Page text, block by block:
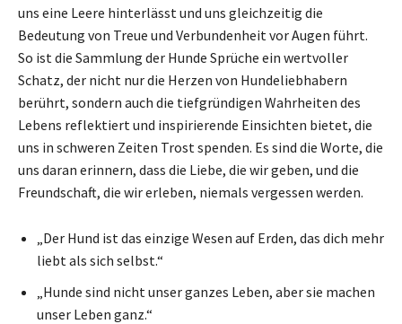
uns eine Leere hinterlässt und uns gleichzeitig die
Bedeutung von Treue und Verbundenheit vor Augen führt.
So ist die Sammlung der Hunde Sprüche ein wertvoller
Schatz, der nicht nur die Herzen von Hundeliebhabern
berührt, sondern auch die tiefgründigen Wahrheiten des
Lebens reflektiert und inspirierende Einsichten bietet, die
uns in schweren Zeiten Trost spenden. Es sind die Worte, die
uns daran erinnern, dass die Liebe, die wir geben, und die
Freundschaft, die wir erleben, niemals vergessen werden.
„Der Hund ist das einzige Wesen auf Erden, das dich mehr
liebt als sich selbst.“
„Hunde sind nicht unser ganzes Leben, aber sie machen
unser Leben ganz.“